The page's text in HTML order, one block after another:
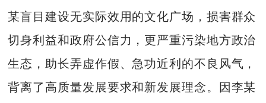
某盲目建设无实际效用的文化广场，损害群众
切身利益和政府公信力，更严重污染地方政治
生态，助长弄虚作假、急功近利的不良风气，
背离了高质量发展要求和新发展理念。因李某